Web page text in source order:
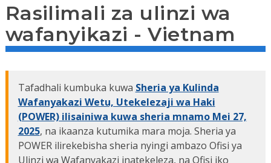
Rasilimali za ulinzi wa
wafanyikazi - Vietnam
Tafadhali kumbuka kuwa Sheria ya Kulinda
Wafanyakazi Wetu, Utekelezaji wa Haki
(POWER) ilisainiwa kuwa sheria mnamo Mei 27,
2025, na ikaanza kutumika mara moja. Sheria ya
POWER ilirekebisha sheria nyingi ambazo Ofisi ya
Ulinzi wa Wafanyakazi inatekeleza, na Ofisi iko